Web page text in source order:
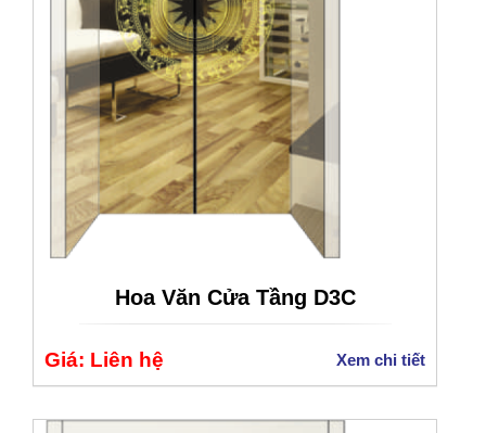
Hoa Văn Cửa Tầng D3C
Giá: Liên hệ Xem chi tiết